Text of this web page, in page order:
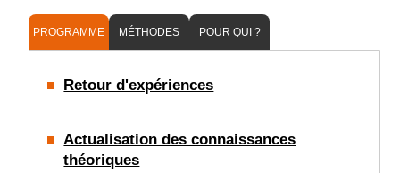
PROGRAMME MÉTHODES POUR QUI ?
Retour d'expériences
Actualisation des connaissances
théoriques